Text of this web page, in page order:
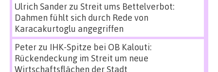
Ulrich Sanderzu Streit ums Bettelverbot:
Dahmen fühlt sich durch Rede von
Karacakurtoglu angegriffen
Peterzu IHK-Spitze bei OB Kalouti:
Rückendeckung im Streit um neue
Wirtschaftsflächen der Stadt